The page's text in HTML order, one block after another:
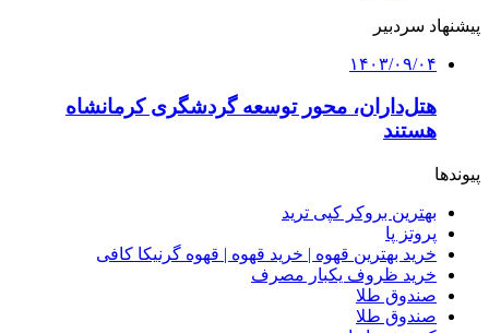
پیشنهاد سردبیر
۱۴۰۳/۰۹/۰۴
هتل‌داران، محور توسعه گردشگری کرمانشاه
هستند
پیوندها
بهترین بروکر کپی ترید
پروتز پا
خرید بهترین قهوه | خرید قهوه | قهوه گرنیکا کافی
خرید ظروف یکبار مصرف
صندوق طلا
صندوق طلا